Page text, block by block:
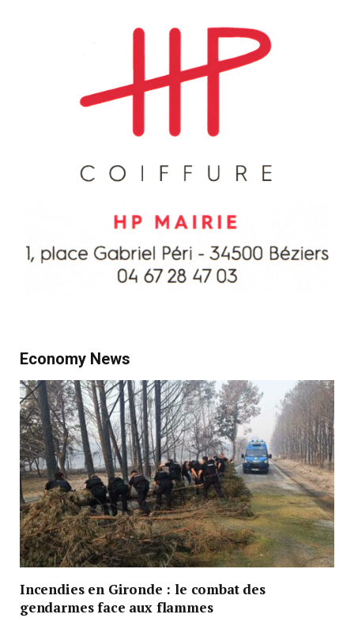
Economy News
Incendies en Gironde : le combat des
gendarmes face aux flammes